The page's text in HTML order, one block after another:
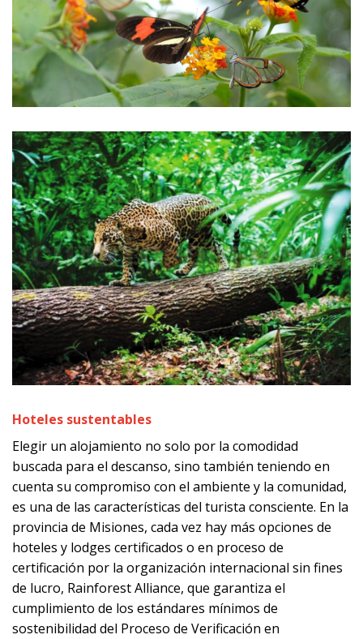
Hoteles sustentables
Elegir un alojamiento no solo por la comodidad
buscada para el descanso, sino también teniendo en
cuenta su compromiso con el ambiente y la comunidad,
es una de las características del turista consciente. En la
provincia de Misiones, cada vez hay más opciones de
hoteles y lodges certificados o en proceso de
certificación por la organización internacional sin fines
de lucro, Rainforest Alliance, que garantiza el
cumplimiento de los estándares mínimos de
sostenibilidad del Proceso de Verificación en